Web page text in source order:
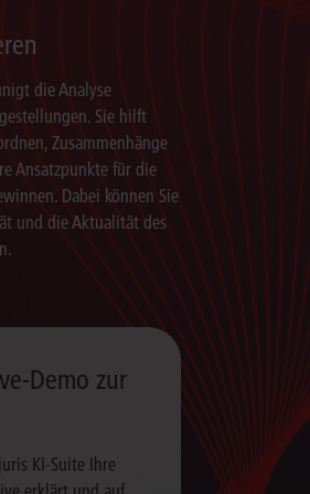
die Analyse
Sie hilft
Zusammenhänge
Ansatzpunkte für die
Dabei können Sie
und die Aktualität des
Demo zur
KI-Suite Ihre